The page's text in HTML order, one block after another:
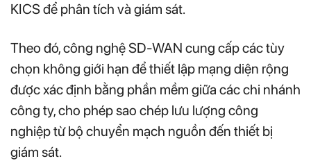
KICS để phân tích và giám sát.
Theo đó, công nghệ SD-WAN cung cấp các tùy
chọn không giới hạn để thiết lập mạng diện rộng
được xác định bằng phần mềm giữa các chi nhánh
công ty, cho phép sao chép lưu lượng công
nghiệp từ bộ chuyển mạch nguồn đến thiết bị
giám sát.